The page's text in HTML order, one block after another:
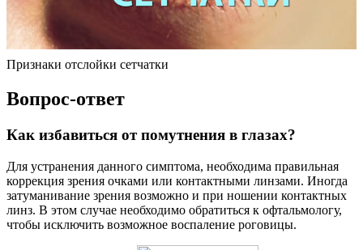
Признаки отслойки сетчатки
Вопрос-ответ
Как избавиться от помутнения в глазах?
Для устранения данного симптома, необходима правильная
коррекция зрения очками или контактными линзами. Иногда
затуманивание зрения возможно и при ношении контактных
линз. В этом случае необходимо обратиться к офтальмологу,
чтобы исключить возможное воспаление роговицы.